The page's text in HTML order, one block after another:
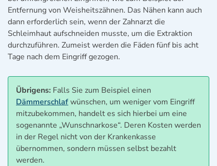
Entfernung von Weisheitszähnen. Das Nähen kann auch
dann erforderlich sein, wenn der Zahnarzt die
Schleimhaut aufschneiden musste, um die Extraktion
durchzuführen. Zumeist werden die Fäden fünf bis acht
Tage nach dem Eingriff gezogen.
Übrigens: Falls Sie zum Beispiel einen
Dämmerschlafwünschen, um weniger vom Eingriff
mitzubekommen, handelt es sich hierbei um eine
sogenannte „Wunschnarkose“. Deren Kosten werden
in der Regel nicht von der Krankenkasse
übernommen, sondern müssen selbst bezahlt
werden.